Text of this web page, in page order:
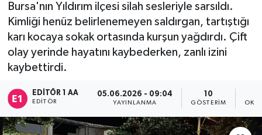
Bursa'nın Yıldırım ilçesi silah sesleriyle sarsıldı.
Kimliği henüz belirlenemeyen saldırgan, tartıştığı
karı kocaya sokak ortasında kurşun yağdırdı. Çift
olay yerinde hayatını kaybederken, zanlı izini
kaybettirdi.
EDITÖR 1 AA
EDITÖR
05.06.2026 - 09:04
YAYINLANMA
10
GÖSTERIM
Genel
Gündem
Magazin
Sağlık
Siyaset
Haber Arşivi